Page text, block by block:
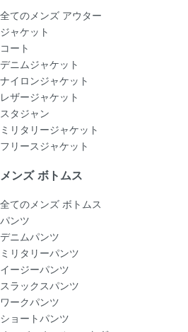
全てのメンズ アウター
ジャケット
コート
デニムジャケット
ナイロンジャケット
レザージャケット
スタジャン
ミリタリージャケット
フリースジャケット
メンズ ボトムス
全てのメンズ ボトムス
パンツ
デニムパンツ
ミリタリーパンツ
イージーパンツ
スラックスパンツ
ワークパンツ
ショートパンツ